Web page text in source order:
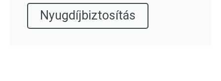
Nyugdíjbiztosítás